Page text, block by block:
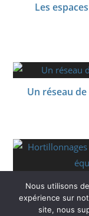
Les
Un réseau
accès
Nous utilisons
expérience sur
site, nous